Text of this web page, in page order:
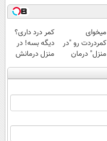
میخوای
کمردردت رو "در
منزل" درمان
کنی؟ (◂فیلم +
◂پرسش‌نامه)
کمر درد داری؟
دیگه بسه! در
منزل درمانش
کن
(◀پرسش‌نامه)